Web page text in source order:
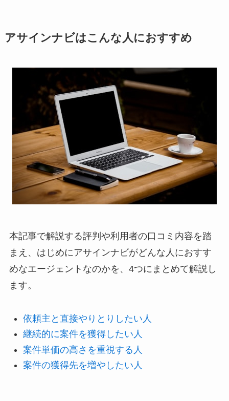
アサインナビはこんな人におすすめ
本記事で解説する評判や利用者の口コミ内容を踏
まえ、はじめにアサインナビがどんな人におすす
めなエージェントなのかを、4つにまとめて解説し
ます。
依頼主と直接やりとりしたい人
継続的に案件を獲得したい人
案件単価の高さを重視する人
案件の獲得先を増やしたい人